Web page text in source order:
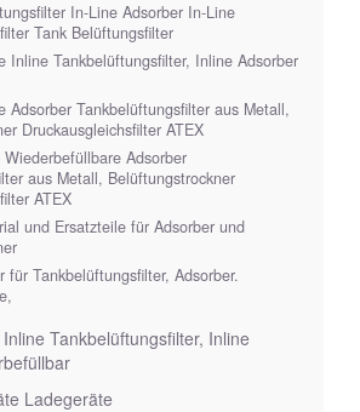
In-Line Adsorber In-Line
Tank Belüftungsfilter
Inline Tankbelüftungsfilter, Inline Adsorber
Adsorber Tankbelüftungsfilter aus Metall,
Druckausgleichsfilter ATEX
Adsorber
aus Metall, Belüftungstrockner
ATEX
und Ersatzteile für Adsorber und
für Tankbelüftungsfilter, Adsorber.
Tankbelüftungsfilter, Inline
Ladegeräte